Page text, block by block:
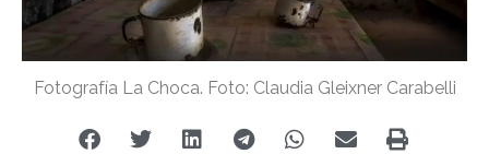
Fotografía La Choca. Foto: Claudia Gleixner Carabelli